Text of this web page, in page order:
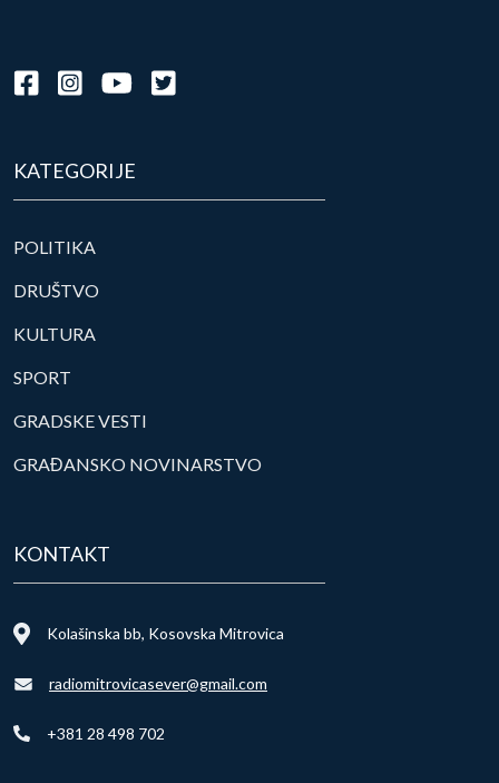
KATEGORIJE
POLITIKA
DRUŠTVO
KULTURA
SPORT
GRADSKE VESTI
GRAĐANSKO NOVINARSTVO
KONTAKT
Kolašinska bb, Kosovska Mitrovica
radiomitrovicasever@gmail.com
+381 28 498 702